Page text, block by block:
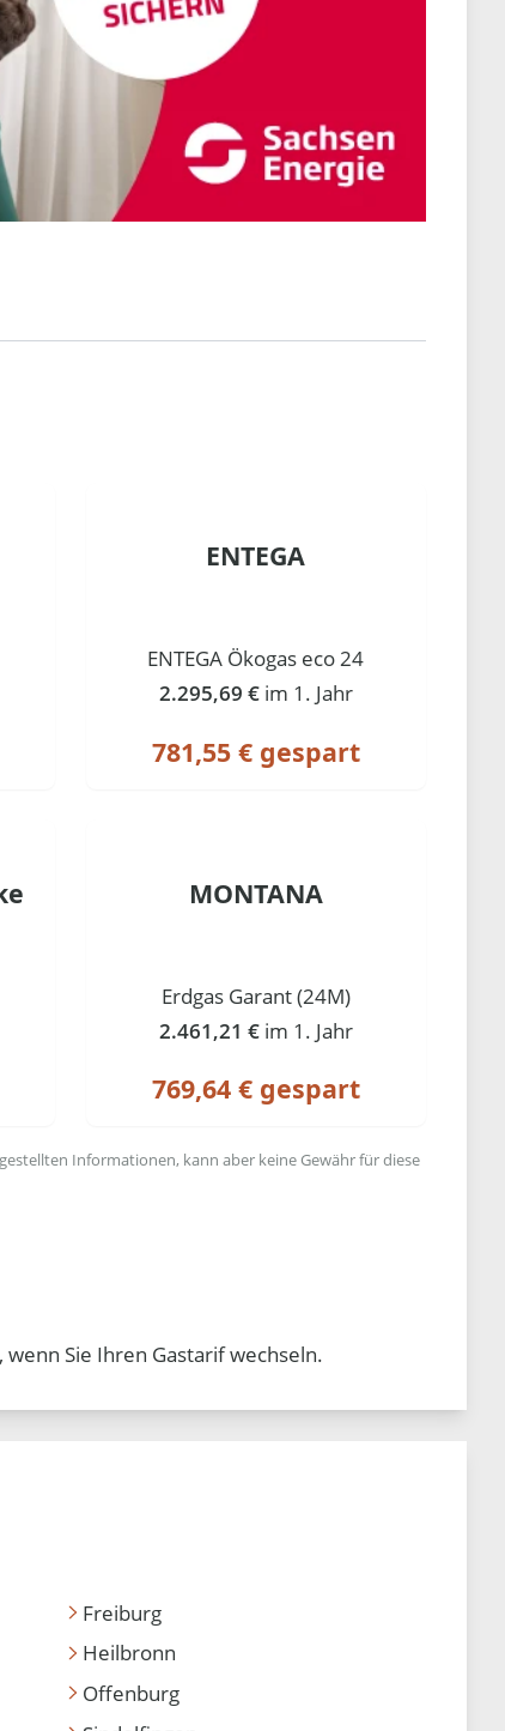
ENTEGA
ENTEGA Ökogas eco 24
2.295,69 € im 1. Jahr
781,55 € gespart
MONTANA
Erdgas Garant (24M)
2.461,21 € im 1. Jahr
769,64 € gespart
Informationen, kann aber keine Gewähr für diese
Sie Ihren Gastarif wechseln.
Freiburg
Heilbronn
Offenburg